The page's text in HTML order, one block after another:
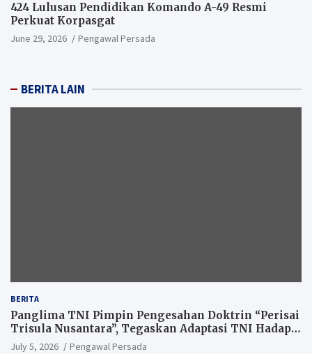
424 Lulusan Pendidikan Komando A-49 Resmi
Perkuat Korpasgat
June 29, 2026 Pengawal Persada
BERITA LAIN
BERITA
Panglima TNI Pimpin Pengesahan Doktrin “Perisai
Trisula Nusantara”, Tegaskan Adaptasi TNI Hadapi
Perang Modern
July 5, 2026 Pengawal Persada